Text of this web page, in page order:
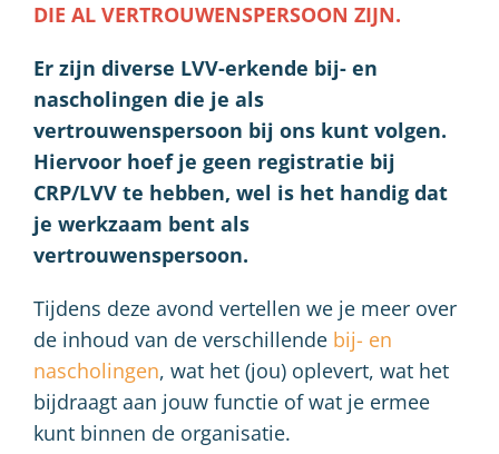
DIE AL VERTROUWENSPERSOON ZIJN.
Er zijn diverse LVV-erkende bij- en
nascholingen die je als
vertrouwenspersoon bij ons kunt volgen.
Hiervoor hoef je geen registratie bij
CRP/LVV te hebben, wel is het handig dat
je werkzaam bent als
vertrouwenspersoon.
Tijdens deze avond vertellen we je meer over
de inhoud van de verschillende bij- en
nascholingen, wat het (jou) oplevert, wat het
bijdraagt aan jouw functie of wat je ermee
kunt binnen de organisatie.